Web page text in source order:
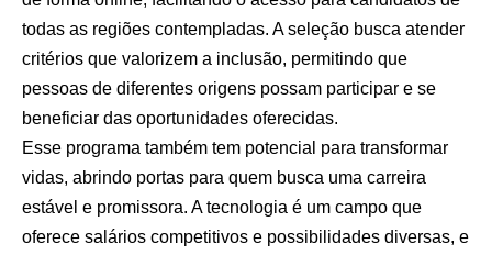
todas as regiões contempladas. A seleção busca atender
critérios que valorizem a inclusão, permitindo que
pessoas de diferentes origens possam participar e se
beneficiar das oportunidades oferecidas.
Esse programa também tem potencial para transformar
vidas, abrindo portas para quem busca uma carreira
estável e promissora. A tecnologia é um campo que
oferece salários competitivos e possibilidades diversas, e